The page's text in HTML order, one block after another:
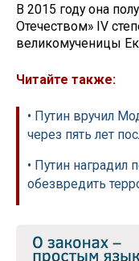
В 2015 году она
Отечеством» IV
великомученицы
Читайте также:
• Путин вручил
через пять лет
• Путин наградил
обезвредить